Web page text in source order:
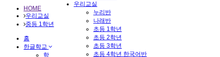
우리교실
누리반
나래반
초등 1학년
초등 2학년
초등 3학년
초등 4학년 한국어반
HOME
우리교실
중등 1학년
홈
한글학교
학